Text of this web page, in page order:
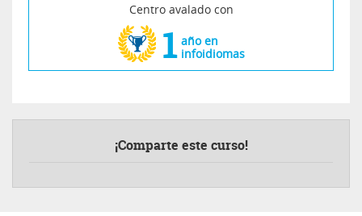
Centro avalado con
1 año en
infoidiomas
¡Comparte este curso!